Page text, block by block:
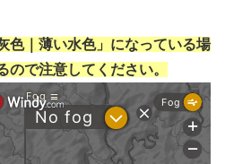
色｜薄い水色」になっている場
で注意してください。